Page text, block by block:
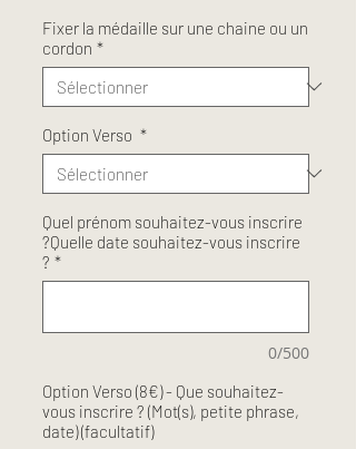
Fixer la médaille sur une chaine ou un
cordon *
Option Verso *
Quel prénom souhaitez-vous inscrire
?Quelle date souhaitez-vous inscrire
? *
0/500
Option Verso (8€) - Que souhaitez-
vous inscrire ? (Mot(s), petite phrase,
date) (facultatif)